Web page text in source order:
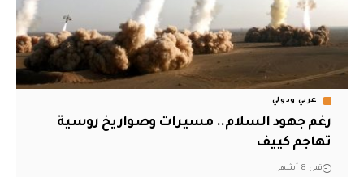
عربي ودولي
رغم جهود السلام.. مسيرات وصواريخ روسية
تهاجم كييف
قبل 8 أشهر